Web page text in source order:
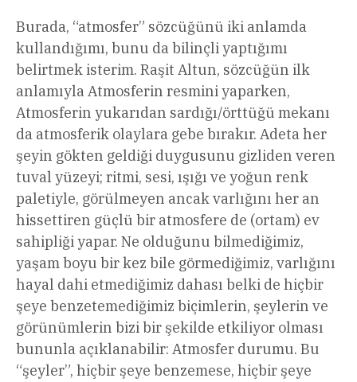
Burada, “atmosfer” sözcüğünü iki anlamda
kullandığımı, bunu da bilinçli yaptığımı
belirtmek isterim. Raşit Altun, sözcüğün ilk
anlamıyla Atmosferin resmini yaparken,
Atmosferin yukarıdan sardığı/örttüğü mekanı
da atmosferik olaylara gebe bırakır. Adeta her
şeyin gökten geldiği duygusunu gizliden veren
tuval yüzeyi; ritmi, sesi, ışığı ve yoğun renk
paletiyle, görülmeyen ancak varlığını her an
hissettiren güçlü bir atmosfere de (ortam) ev
sahipliği yapar. Ne olduğunu bilmediğimiz,
yaşam boyu bir kez bile görmediğimiz, varlığını
hayal dahi etmediğimiz dahası belki de hiçbir
şeye benzetemediğimiz biçimlerin, şeylerin ve
görünümlerin bizi bir şekilde etkiliyor olması
bununla açıklanabilir: Atmosfer durumu. Bu
“şeyler”, hiçbir şeye benzemese, hiçbir şeye